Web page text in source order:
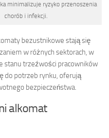
minimalizuje ryzyko przenoszenia
chorób i infekcji.
bezustnikowe stają się
w różnych sektorach, w
stanu trzeźwości pracowników
do potrzeb rynku, oferują
bezpieczeństwa.
alkomat